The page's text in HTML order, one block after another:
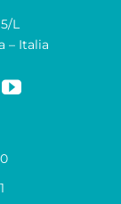
L
– Italia